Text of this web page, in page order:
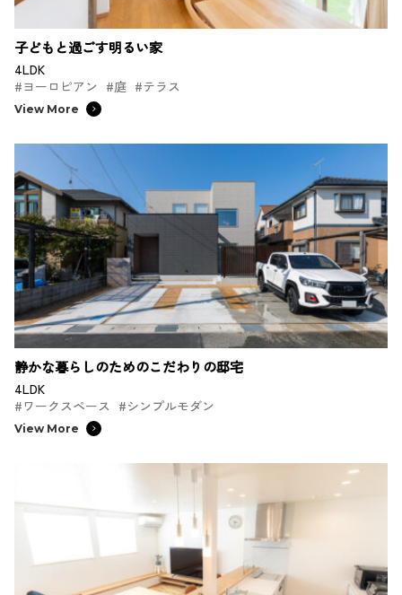
子どもと過ごす明るい家
4LDK
#ヨーロピアン #庭 #テラス
View More
静かな暮らしのためのこだわりの邸宅
4LDK
#ワークスペース #シンプルモダン
View More